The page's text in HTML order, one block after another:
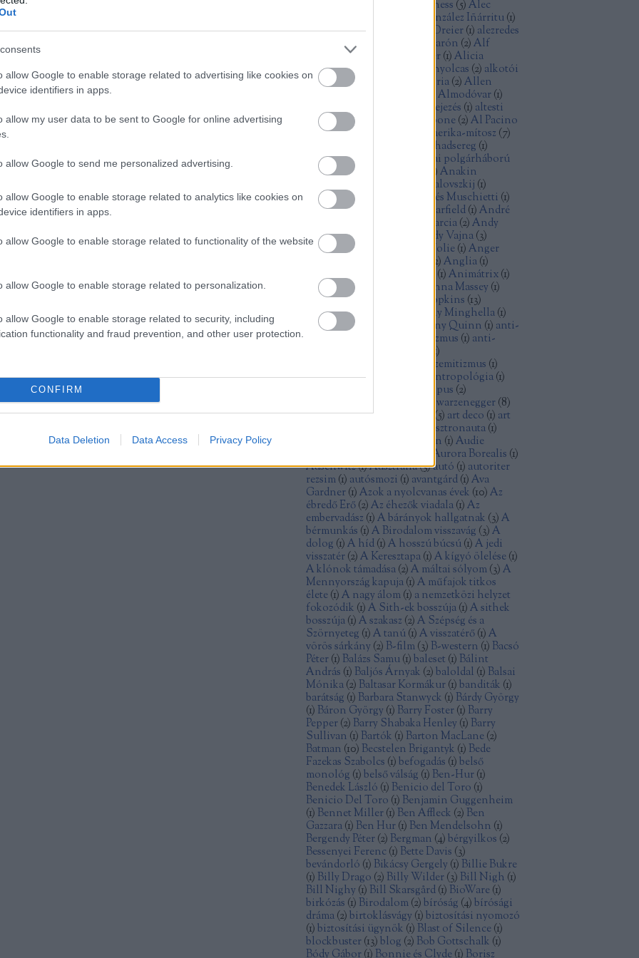
allow Google to enable storage related to advertising like cookies on
identifiers in apps.
allow my user data to be sent to Google for online advertising
allow Google to send me personalized advertising.
allow Google to enable storage related to analytics like cookies on
identifiers in apps.
allow Google to enable storage related to functionality of the website
allow Google to enable storage related to personalization.
allow Google to enable storage related to security, including
functionality and fraud prevention, and other user protection.
CONFIRM
Data Deletion Data Access Privacy Policy
Alec Guinness (5)Alec
Alejandro González Iñárritu(1)
Alexandre Desplat
Alex Dreier(1) alezredes
álfilozófia Alfonso Cuarón (2)Alf
) Alice Rohrwacher(1)Alicia
Vikander( Aljas nyolcas (2) alkotói
válság
államiság allegória(2)Allen
Almodóvar(1)
alternatív befejezés (1) altesti
poénok
) Al Capone (2)Al Pacino
)American Graffiti Amerika-mítosz (7)
amerikai hadsereg (1)
amerikai kisváros
amerikai polgárháború
Amidala )Anakin
Andrej Koncsalovszkij (1)
Andrej Tarkovszkij
Andrés Muschietti (1)
Andrew Davis
Andrew Garfield(1)André
Andy Garcia(2)Andy
Jones(1)Andy Serkis Andy Vajna(3)
Andzrej Vajda
Angelina Jolie (1)Anger
2)Anglia(1)
animáció
(1)Animátrix(1)
anime
Anna Karina Anna Massey (1)
Ann Doran
Anthony Hopkins (13)
Anthony Mann
Anthony Minghella(1)
Anthony Perkins
Anthony Quinn (1) anti-
anti-kapitalizmus (1) anti-
1)
antiszemitizmus (1)
antiutópia(1) antropológia(1)
archetípus (2)
Arnold Schwarzenegger(8)
ártatlanság(1)Arthur Penn (5) art deco (1) art
asztronauta(1)
Atom Egoyan (1)Audie
Aurora Borealis (1)
Auschwitz(1)Ausztrália(3)autó (1) autoriter
rezsim(1) autósmozi (1) avantgárd(1)Ava
Gardner(1)Azok a nyolcvanas évek (10)Az
ébredő Erő(2)Az éhezők viadala(1)Az
embervadász (1)A bárányok hallgatnak (3)A
bérmunkás (1)A Birodalom visszavág (3)A
dolog (1)A híd(1)A hosszú búcsú(1)A jedi
visszatér(2)A Keresztapa(1)A kígyó ölelése (1)
A klónok támadása(2)A máltai sólyom(3)A
Mennyország kapuja(1)A műfajok titkos
élete (1)A nagy álom(1) a nemzetközi helyzet
fokozódik (1)A Sith-ek bosszúja(1)A sithek
bosszúja(1)A szakasz (2)A Szépség és a
Szörnyeteg (1)A tanú(1)A visszatérő(1)A
vörös sárkány (2) B-film(3) B-western (1) Bacsó
Péter(1) Balázs Samu(1)baleset (1) Bálint
András (1) Baljós Árnyak (2)baloldal (1) Balsai
Mónika(2) Baltasar Kormákur(1)banditák (1)
barátság (1) Barbara Stanwyck (1) Bárdy György
(1) Báron György (1) Barry Foster(1) Barry
Pepper(2) Barry Shabaka Henley (1) Barry
Sullivan (1) Bartók (1) Barton MacLane (2)
Batman (10) Becstelen Brigantyk (1) Bede
Fazekas Szabolcs (1)befogadás (1)belső
monológ (1)belső válság (1) Ben-Hur(1)
Benedek László (1) Benicio del Toro (1)
Benicio Del Toro (1) Benjamin Guggenheim
(1) Bennet Miller(1) Ben Affleck (2) Ben
Gazzara(1) Ben Hur(1) Ben Mendelsohn (1)
Bergendy Péter(2) Bergman (4)bérgyilkos (2)
Bessenyei Ferenc (1) Bette Davis (3)
bevándorló (1) Bikácsy Gergely (1) Billie Bukre
(1) Billy Drago (2) Billy Wilder(3) Bill Nigh (1)
Bill Nighy (1) Bill Skarsgård(1) BioWare (1)
birkózás (1) Birodalom(2)bíróság (4)bírósági
dráma(2)birtoklásvágy (1)biztosítási nyomozó
(1)biztosítási ügynök (1) Blast of Silence (1)
blockbuster(13)blog (2) Bob Gottschalk (1)
Bódy Gábor(1) Bonnie és Clyde (1) Borisz